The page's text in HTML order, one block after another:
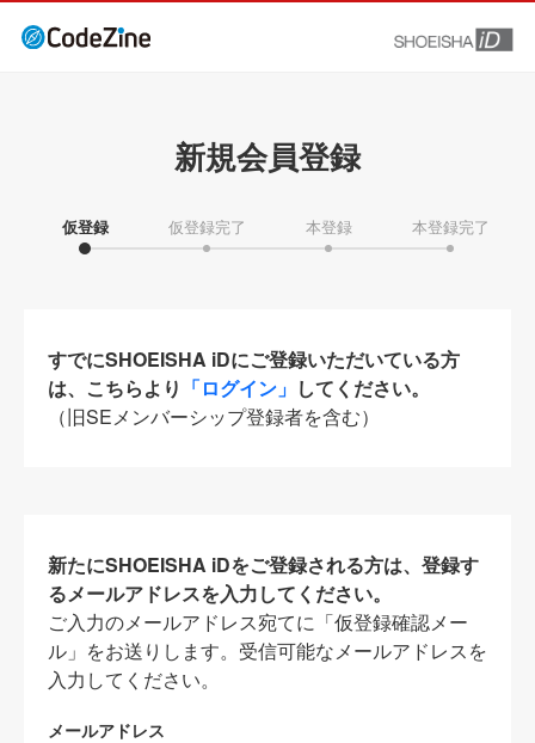
新規会員登録
仮登録 仮登録完了 本登録 本登録完了
すでにSHOEISHA iDにご登録いただいている方
は、こちらより 「ログイン」 してください。
（旧SEメンバーシップ登録者を含む）
新たにSHOEISHA iDをご登録される方は、登録す
るメールアドレスを入力してください。
ご入力のメールアドレス宛てに「仮登録確認メー
ル」をお送りします。受信可能なメールアドレスを
入力してください。
メールアドレス